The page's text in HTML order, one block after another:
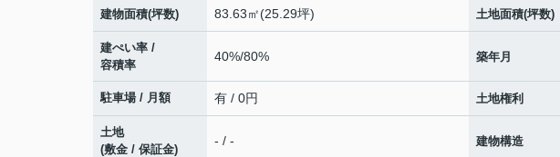
建物面積(坪数) 83.63㎡(25.29坪) 土地面積(坪数)
建ぺい率 /
容積率
40%/80% 築年月
駐車場 / 月額 有 / 0円 土地権利
土地
(敷金 / 保証金)
- / - 建物構造